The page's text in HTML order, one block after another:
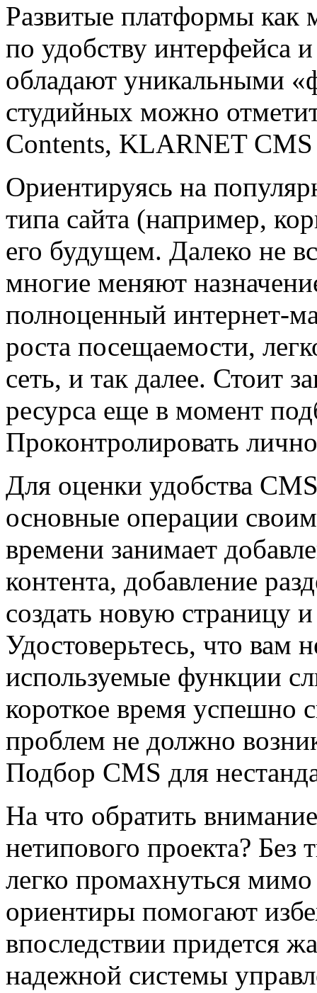
Развитые платформы как
по удобству интерфейса
обладают уникальными
студийных можно
Contents, KLARNET
Ориентируясь на
типа сайта (например,
его будущем. Далеко не
многие меняют
полноценный интернет-
роста посещаемости,
сеть, и так далее. Стоит
ресурса еще в момент
Проконтролировать лично
Для оценки удобства
основные операции
времени занимает
контента, добавление
создать новую страницу
Удостоверьтесь, что вам
используемые функции
короткое время успешно
проблем не должно
Подбор CMS для
На что обратить
нетипового проекта? Без
легко промахнуться
ориентиры помогают
впоследствии придется
надежной системы